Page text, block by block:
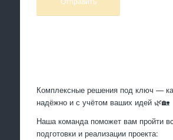
Комплексные решения под ключ —
надёжно и с учётом ваших идей 🌿🏡
Наша команда поможет вам пройти
подготовки и реализации проекта: